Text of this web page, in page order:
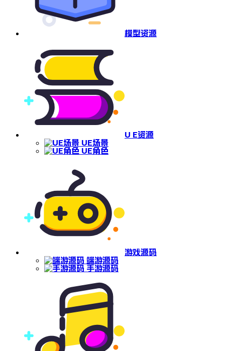
模型资源
U E资源
UE场景
UE角色
游戏源码
端游源码
手游源码